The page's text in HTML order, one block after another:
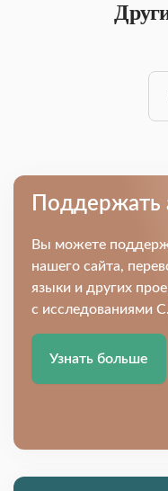
Поддержать
Вы можете
нашего сайта,
языки и других
с исследованиями
Узнать больше